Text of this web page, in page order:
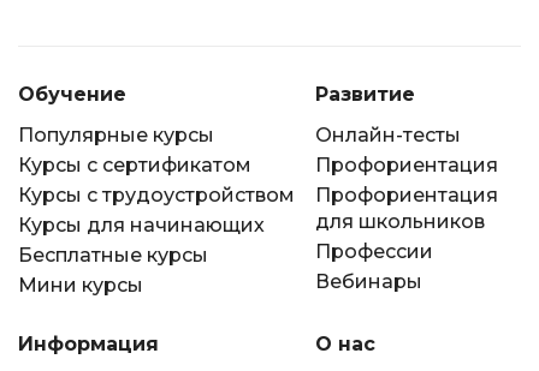
Обучение
Популярные курсы
Курсы с сертификатом
Курсы с трудоустройством
Курсы для начинающих
Бесплатные курсы
Мини курсы
Развитие
Онлайн-тесты
Профориентация
Профориентация
для школьников
Профессии
Вебинары
Информация О нас